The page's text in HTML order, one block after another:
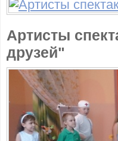
Артисты
друзей"